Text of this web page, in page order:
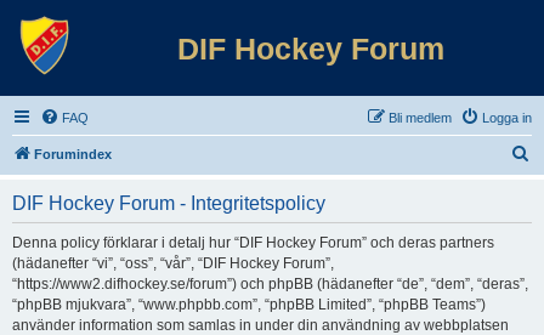
DIF Hockey Forum
FAQ Logga in
Bli medlem
Forumindex
DIF Hockey Forum - Integritetspolicy
Denna policy förklarar i detalj hur “DIF Hockey Forum” och deras partners
(hädanefter “vi”, “oss”, “vår”, “DIF Hockey Forum”,
“https://www2.difhockey.se/forum”) och phpBB (hädanefter “de”, “dem”, “deras”,
“phpBB mjukvara”, “www.phpbb.com”, “phpBB Limited”, “phpBB Teams”)
använder information som samlas in under din användning av webbplatsen